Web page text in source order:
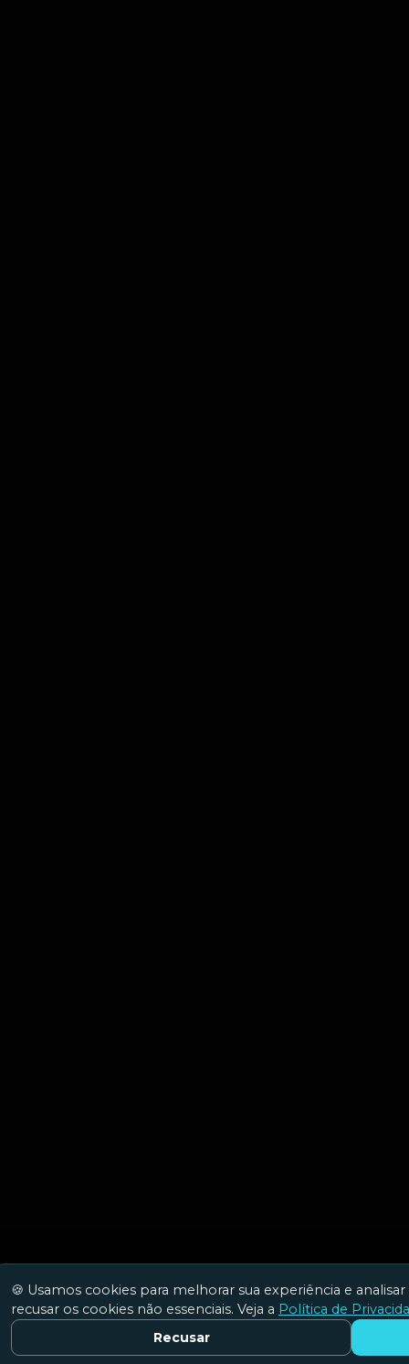
🍪 Usamos cookies para melhorar sua experiência e
recusar os cookies não essenciais. Veja a Política de
Recusar